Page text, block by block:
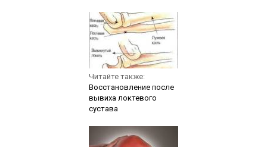
Читайте также:
Восстановление после
вывиха локтевого
сустава